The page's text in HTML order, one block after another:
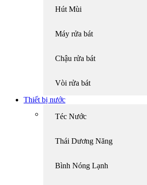
Hút Mùi
Máy rửa bát
Chậu rửa bát
Vòi rửa bát
Thiết bị nước
Téc Nước
Thái Dương Năng
Bình Nóng Lạnh